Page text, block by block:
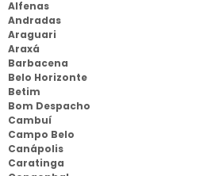
Alfenas
Andradas
Araguari
Araxá
Barbacena
Belo Horizonte
Betim
Bom Despacho
Cambuí
Campo Belo
Canápolis
Caratinga